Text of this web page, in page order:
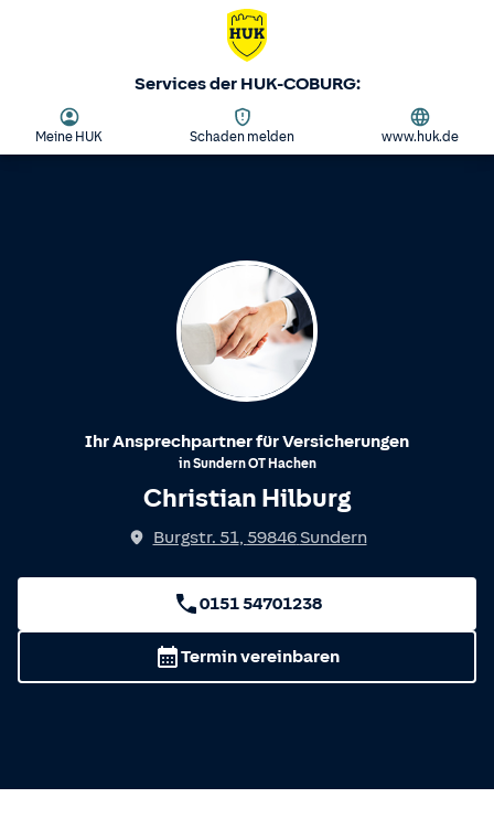
Services der HUK-COBURG:
Meine HUK Schaden melden www.huk.de
Ihr Ansprechpartner für Versicherungen
inSundernOT Hachen
Christian Hilburg
Burgstr. 51, 59846 Sundern
0151 54701238
Termin vereinbaren